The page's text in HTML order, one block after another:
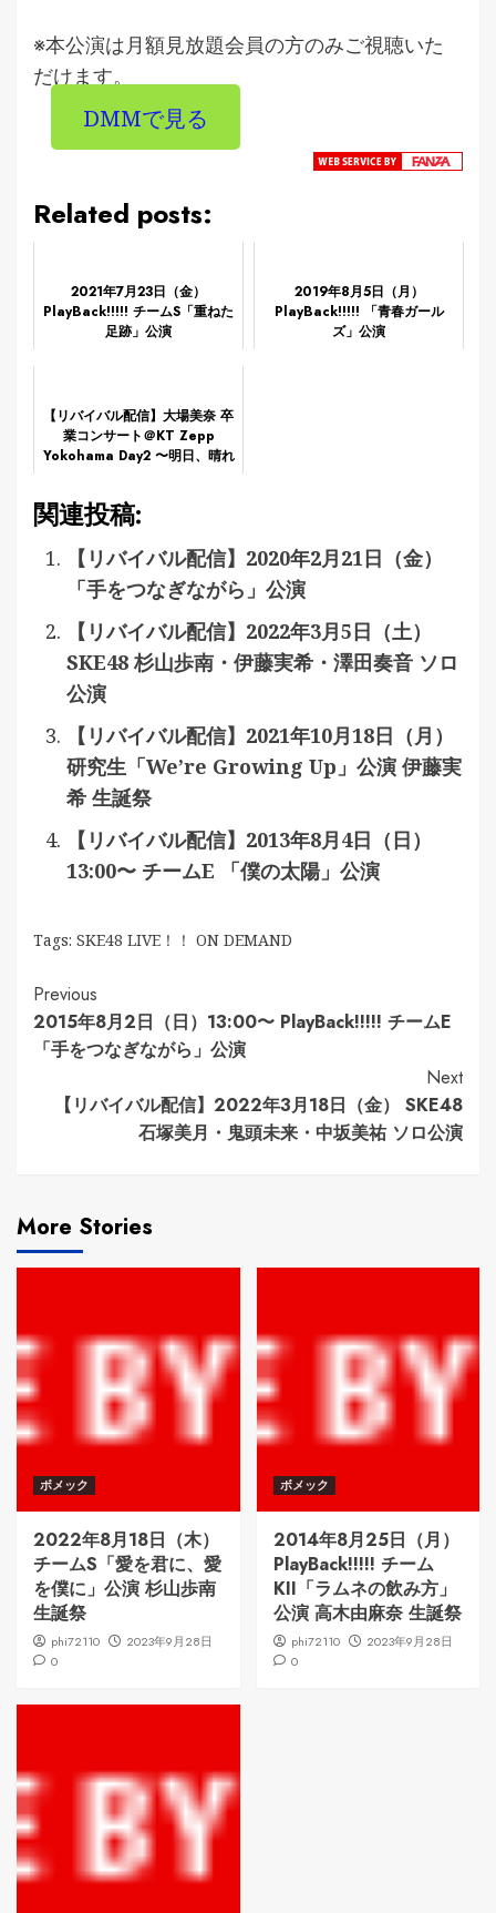
※本公演は月額見放題会員の方のみご視聴いた
だけます。
DMMで見る
Related posts:
2021年7月23日（金）
PlayBack!!!!! チームS「重ねた
足跡」公演
2019年8月5日（月）
PlayBack!!!!! 「青春ガール
ズ」公演
【リバイバル配信】大場美奈 卒
業コンサート＠KT Zepp
Yokohama Day2 〜明日、晴れ
関連投稿:
【リバイバル配信】2020年2月21日（金）
「手をつなぎながら」公演
【リバイバル配信】2022年3月5日（土）
SKE48 杉山歩南・伊藤実希・澤田奏音 ソロ
公演
【リバイバル配信】2021年10月18日（月）
研究生「We’re Growing Up」公演 伊藤実
希 生誕祭
【リバイバル配信】2013年8月4日（日）
13:00〜 チームE 「僕の太陽」公演
Tags: SKE48 LIVE！！ ON DEMAND
Continue
Reading
Previous
2015年8月2日（日）13:00〜 PlayBack!!!!! チームE
「手をつなぎながら」公演
Next
【リバイバル配信】2022年3月18日（金） SKE48
石塚美月・鬼頭未来・中坂美祐 ソロ公演
More Stories
ボメック
2022年8月18日（木）
チームS「愛を君に、愛
を僕に」公演 杉山歩南
生誕祭
phi72110
2023年9月28日
0
ボメック
2014年8月25日（月）
PlayBack!!!!! チーム
KII「ラムネの飲み方」
公演 高木由麻奈 生誕祭
phi72110
2023年9月28日
0